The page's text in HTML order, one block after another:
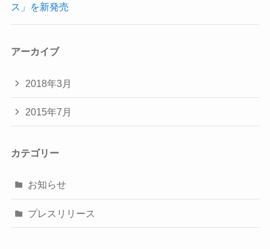
ス」を新発売
アーカイブ
2018年3月
2015年7月
カテゴリー
お知らせ
プレスリリース